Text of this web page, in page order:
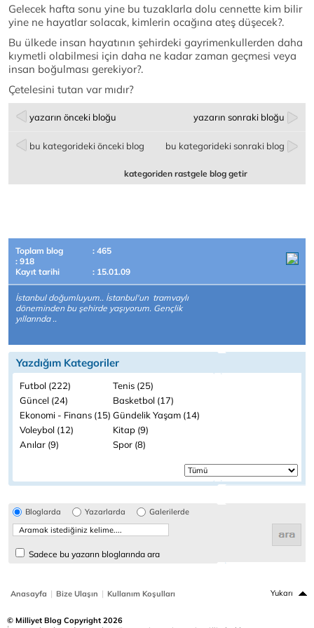
Gelecek hafta sonu yine bu tuzaklarla dolu cennette kim bilir
yine ne hayatlar solacak, kimlerin ocağına ateş düşecek?.
Bu ülkede insan hayatının şehirdeki gayrimenkullerden daha
kıymetli olabilmesi için daha ne kadar zaman geçmesi veya
insan boğulması gerekiyor?.
Çetelesini tutan var mıdır?
yazarın önceki bloğu yazarın sonraki bloğu
bu kategorideki önceki blog bu kategorideki sonraki blog
kategoriden rastgele blog getir
Toplam blog
: 465
: 918
Kayıt tarihi
: 15.01.09
İstanbul doğumluyum.. İstanbul'un tramvaylı
döneminden bu şehirde yaşıyorum. Gençlik
yıllarında ..
Yazdığım Kategoriler
Futbol (222)
Tenis (25)
Güncel (24)
Basketbol (17)
Ekonomi - Finans (15) Gündelik Yaşam (14)
Voleybol (12)
Kitap (9)
Anılar (9)
Spor (8)
Bloglarda Yazarlarda Galerilerde
Sadece bu yazarın bloglarında ara
Anasayfa | Bize Ulaşın | Kullanım Koşulları Yukarı
© Milliyet Blog Copyright 2026